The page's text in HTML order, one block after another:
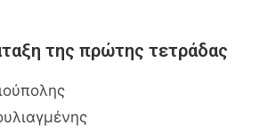
της πρώτης τετράδας